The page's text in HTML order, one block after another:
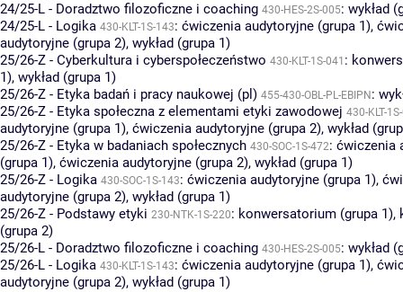
24/25-L - Doradztwo filozoficzne i coaching 430-HES-2S-005: wykład
24/25-L - Logika 430-KLT-1S-143: ćwiczenia audytoryjne (grupa 1),
audytoryjne (grupa 2), wykład (grupa 1)
25/26-Z - Cyberkultura i cyberspołeczeństwo 430-KLT-1S-041 :
1), wykład (grupa 1)
25/26-Z - Etyka badań i pracy naukowej (pl) 455-430-OBL-PL-EBIPN :
25/26-Z - Etyka społeczna z elementami etyki zawodowej 430-KLT-
audytoryjne (grupa 1), ćwiczenia audytoryjne (grupa 2), wykład
25/26-Z - Etyka w badaniach społecznych 430-SOC-1S-472: ćwiczenia
(grupa 1), ćwiczenia audytoryjne (grupa 2), wykład (grupa 1)
25/26-Z - Logika 430-SOC-1S-143: ćwiczenia audytoryjne (grupa 1),
audytoryjne (grupa 2), wykład (grupa 1)
25/26-Z - Podstawy etyki 230-NTK-1S-220: konwersatorium (grupa 1),
(grupa 2)
25/26-L - Doradztwo filozoficzne i coaching 430-HES-2S-005: wykład
25/26-L - Logika 430-KLT-1S-143: ćwiczenia audytoryjne (grupa 1),
audytoryjne (grupa 2), wykład (grupa 1)